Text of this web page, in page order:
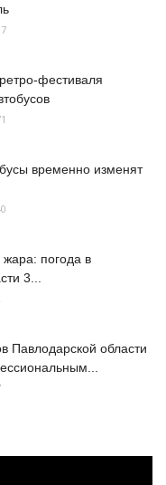
фестиваля
временно изменят
погода в
3...
Павлодарской области